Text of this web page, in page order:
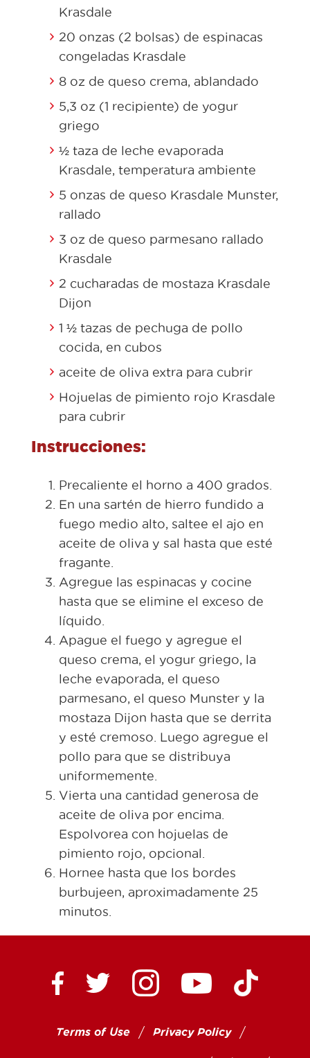
Krasdale
20 onzas (2 bolsas) de espinacas
congeladas Krasdale
8 oz de queso crema, ablandado
5,3 oz (1 recipiente) de yogur
griego
½ taza de leche evaporada
Krasdale, temperatura ambiente
5 onzas de queso Krasdale Munster,
rallado
3 oz de queso parmesano rallado
Krasdale
2 cucharadas de mostaza Krasdale
Dijon
1 ½ tazas de pechuga de pollo
cocida, en cubos
aceite de oliva extra para cubrir
Hojuelas de pimiento rojo Krasdale
para cubrir
Instrucciones:
Precaliente el horno a 400 grados.
En una sartén de hierro fundido a
fuego medio alto, saltee el ajo en
aceite de oliva y sal hasta que esté
fragante.
Agregue las espinacas y cocine
hasta que se elimine el exceso de
líquido.
Apague el fuego y agregue el
queso crema, el yogur griego, la
leche evaporada, el queso
parmesano, el queso Munster y la
mostaza Dijon hasta que se derrita
y esté cremoso. Luego agregue el
pollo para que se distribuya
uniformemente.
Vierta una cantidad generosa de
aceite de oliva por encima.
Espolvorea con hojuelas de
pimiento rojo, opcional.
Hornee hasta que los bordes
burbujeen, aproximadamente 25
minutos.
Ctown Supermarkets on Facebook
Ctown Supermarkets on
Ctown Supermarkets
Ctown Ctown
Terms of Use Privacy Policy